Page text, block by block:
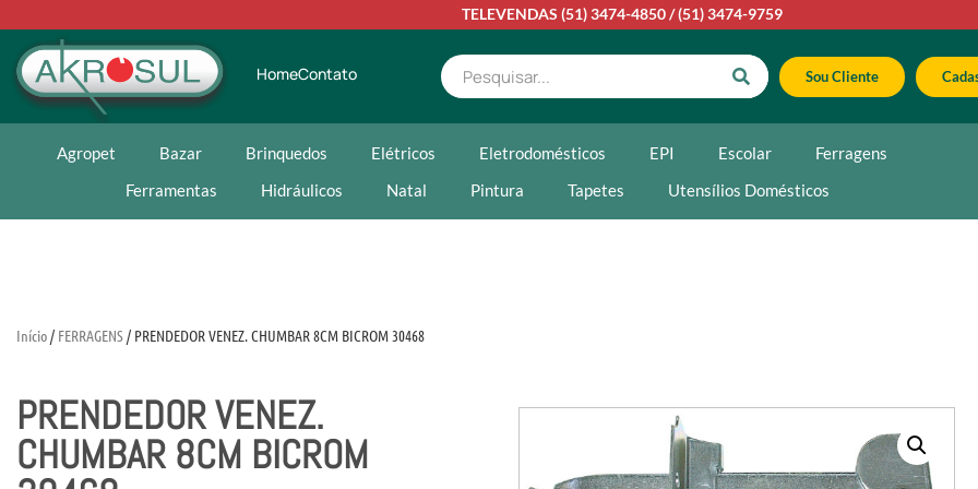
TELEVENDAS (51) 3474-4850/(51) 3474-9759
HomeContato Sou Cliente
Agropet Bazar Brinquedos Elétricos Eletrodomésticos EPI Escolar
Ferragens
Ferramentas
Hidráulicos Natal Pintura Tapetes Utensílios Domésticos
Início/ FERRAGENS/ PRENDEDOR VENEZ. CHUMBAR 8CM BICROM 30468
PRENDEDOR VENEZ.
CHUMBAR 8CM BICROM